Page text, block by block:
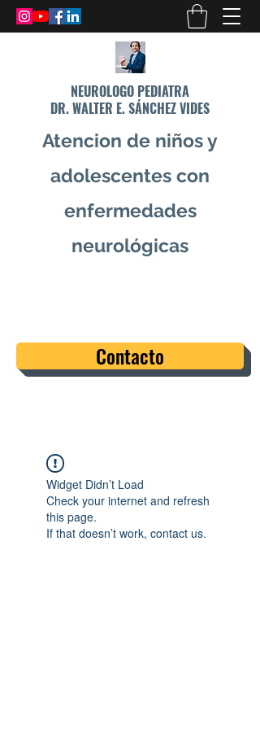
NEUROLOGO PEDIATRA
DR. WALTER E. SÁNCHEZ VIDES
Atencion de niños y
adolescentes con
enfermedades
neurológicas
Contacto
Widget Didn’t Load
Check your internet and refresh
this page.
If that doesn’t work, contact us.